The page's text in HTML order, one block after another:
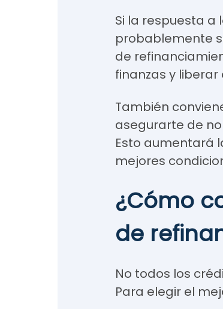
Si la respuesta a
probablemente
de
finanzas y
También
asegurarte de
Esto aumentará
mejores
¿Cómo
de
No todos los
Para elegir el